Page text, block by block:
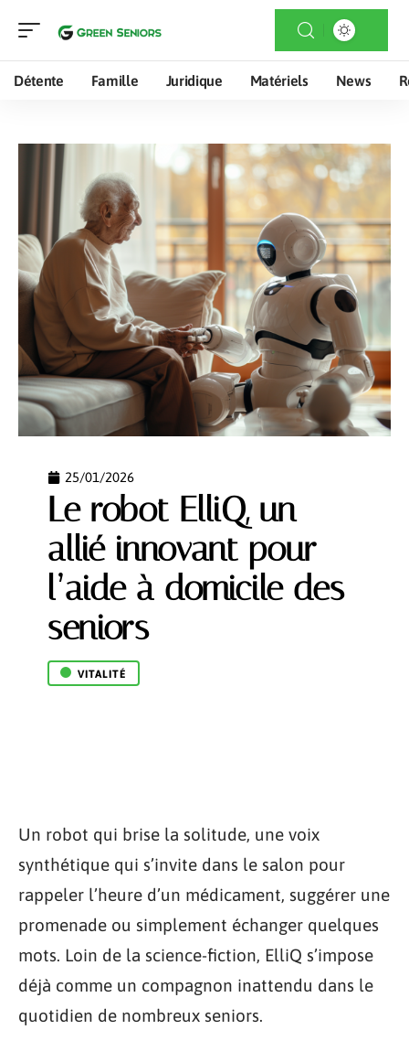
Détente Famille Juridique Matériels News
25/01/2026
Le robot ElliQ, un
allié innovant pour
l’aide à domicile des
seniors
VITALITÉ
Un robot qui brise la solitude, une voix
synthétique qui s’invite dans le salon pour
rappeler l’heure d’un médicament, suggérer une
promenade ou simplement échanger quelques
mots. Loin de la science-fiction, ElliQ s’impose
déjà comme un compagnon inattendu dans le
quotidien de nombreux seniors.